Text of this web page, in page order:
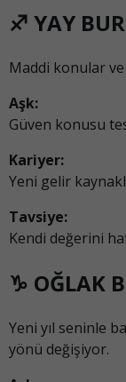
♐ YAY
Maddi konular ve
Aşk:
Güven konusu
Kariyer:
Yeni gelir
Tavsiye:
Kendi değerini
♑ OĞLAK
Yeni yıl seninle
yönü değişiyor.